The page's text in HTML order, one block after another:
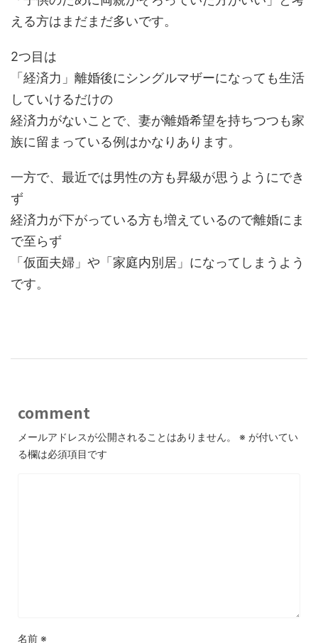
える方はまだまだ多いです。
2つ目は
「経済力」離婚後にシングルマザーになっても生活
していけるだけの
経済力がないことで、妻が離婚希望を持ちつつも家
族に留まっている例はかなりあります。
一方で、最近では男性の方も昇級が思うようにでき
ず
経済力が下がっている方も増えているので離婚にま
で至らず
「仮面夫婦」や「家庭内別居」になってしまうよう
です。
comment
メールアドレスが公開されることはありません。 ※ が付いてい
る欄は必須項目です
名前 ※